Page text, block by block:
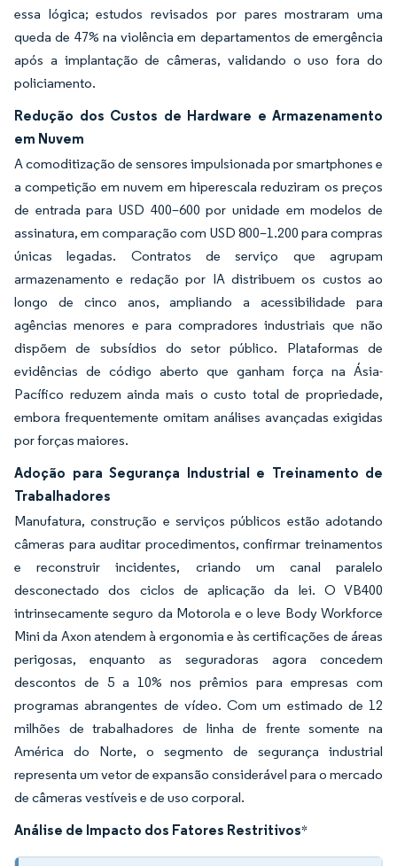
essa lógica; estudos revisados por pares mostraram uma
queda de 47% na violência em departamentos de emergência
após a implantação de câmeras, validando o uso fora do
policiamento.
Redução dos Custos de Hardware e Armazenamento
em Nuvem
A comoditização de sensores impulsionada por smartphones e
a competição em nuvem em hiperescala reduziram os preços
de entrada para USD 400–600 por unidade em modelos de
assinatura, em comparação com USD 800–1.200 para compras
únicas legadas. Contratos de serviço que agrupam
armazenamento e redação por IA distribuem os custos ao
longo de cinco anos, ampliando a acessibilidade para
agências menores e para compradores industriais que não
dispõem de subsídios do setor público. Plataformas de
evidências de código aberto que ganham força na Ásia-
Pacífico reduzem ainda mais o custo total de propriedade,
embora frequentemente omitam análises avançadas exigidas
por forças maiores.
Adoção para Segurança Industrial e Treinamento de
Trabalhadores
Manufatura, construção e serviços públicos estão adotando
câmeras para auditar procedimentos, confirmar treinamentos
e reconstruir incidentes, criando um canal paralelo
desconectado dos ciclos de aplicação da lei. O VB400
intrinsecamente seguro da Motorola e o leve Body Workforce
Mini da Axon atendem à ergonomia e às certificações de áreas
perigosas, enquanto as seguradoras agora concedem
descontos de 5 a 10% nos prêmios para empresas com
programas abrangentes de vídeo. Com um estimado de 12
milhões de trabalhadores de linha de frente somente na
América do Norte, o segmento de segurança industrial
representa um vetor de expansão considerável para o mercado
de câmeras vestíveis e de uso corporal.
Análise de Impacto dos Fatores Restritivos*